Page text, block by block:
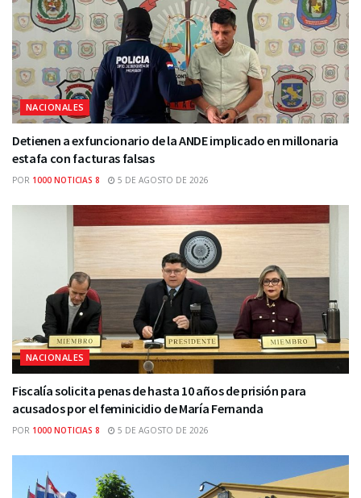
NACIONALES
Detienen a exfuncionario de la ANDE implicado en millonaria
estafa con facturas falsas
POR 1000 NOTICIAS 8 5 DE AGOSTO DE 2026
NACIONALES
Fiscalía solicita penas de hasta 10 años de prisión para
acusados por el feminicidio de María Fernanda
POR 1000 NOTICIAS 8 5 DE AGOSTO DE 2026